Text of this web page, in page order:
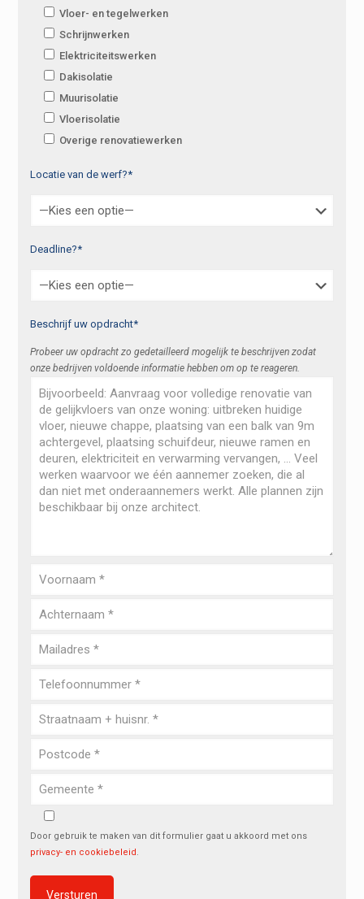
Vloer- en tegelwerken
Schrijnwerken
Elektriciteitswerken
Dakisolatie
Muurisolatie
Vloerisolatie
Overige renovatiewerken
Locatie van de werf?*
Deadline?*
Beschrijf uw opdracht*
Probeer uw opdracht zo gedetailleerd mogelijk te beschrijven zodat
onze bedrijven voldoende informatie hebben om op te reageren.
Door gebruik te maken van dit formulier gaat u akkoord met ons
privacy- en cookiebeleid .